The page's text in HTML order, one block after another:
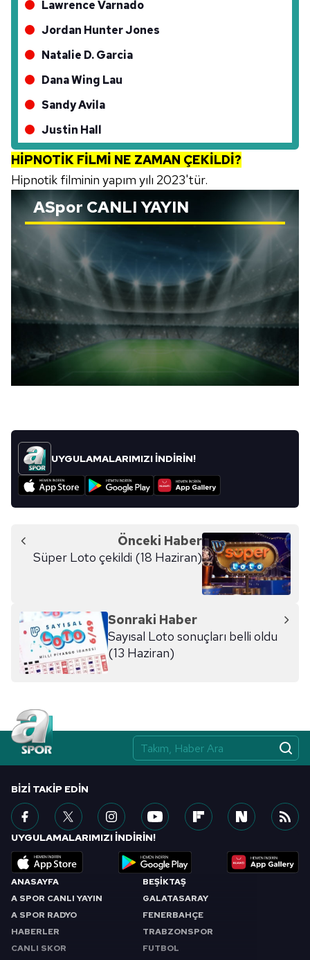
Lawrence Varnado
Jordan Hunter Jones
Natalie D. Garcia
Dana Wing Lau
Sandy Avila
Justin Hall
HİPNOTİK FİLMİ NE ZAMAN ÇEKİLDİ?
Hipnotik filminin yapım yılı 2023'tür.
ASpor CANLI YAYIN
UYGULAMALARIMIZI İNDİRİN!
Önceki Haber
Süper Loto çekildi (18 Haziran)
Sonraki Haber
Sayısal Loto sonuçları belli oldu
(13 Haziran)
ANASAYFA
A SPOR CANLI YAYIN
A SPOR RADYO
HABERLER
CANLI SKOR
BEŞİKTAŞ
GALATASARAY
FENERBAHÇE
TRABZONSPOR
FUTBOL
BIZI TAKIP EDIN
UYGULAMALARIMIZI İNDİRİN!